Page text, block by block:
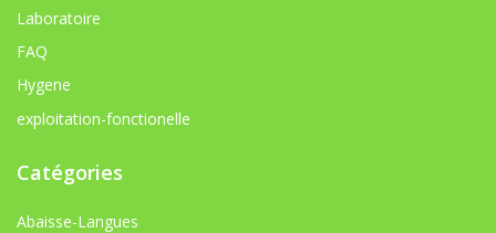
Laboratoire
FAQ
Hygene
exploitation-fonctionelle
Catégories
Abaisse-Langues